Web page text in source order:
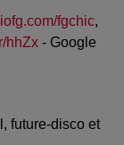
fgchic,
hhZx - Google
future-disco et